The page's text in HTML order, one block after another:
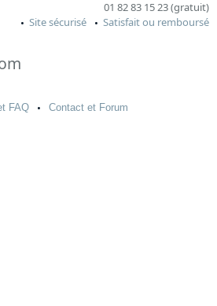
01 82 83 15 23 (gratuit)
Site sécurisé
Satisfait ou remboursé
FAQ Contactet Forum